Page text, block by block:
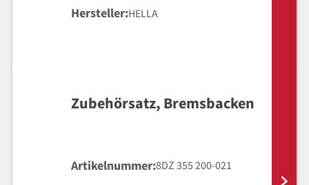
Hersteller HELLA
Zubehörsatz, Bremsbacken
Artikelnummer 8DZ 355 200-021